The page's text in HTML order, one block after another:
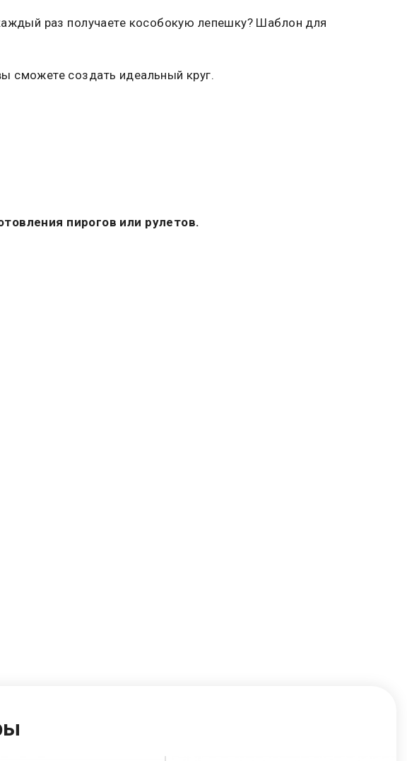
раз получаете кособокую лепешку? Шаблон для
сможете создать идеальный круг.
пирогов или рулетов.